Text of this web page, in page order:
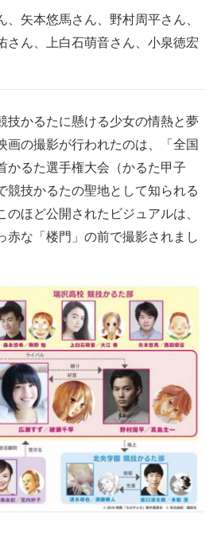
イト
例
支援
イト
イト
前線
の話題
、矢本悠馬さん、野村周平さん、
さん、上白石萌音さん、小泉徳宏
かるたに懸ける少女の情熱と夢
画の撮影が行われたのは、「全国
かるた選手権大会（かるた甲子
競技かるたの聖地として知られる
のほど公開されたビジュアルは、
赤な「楼門」の前で撮影されまし